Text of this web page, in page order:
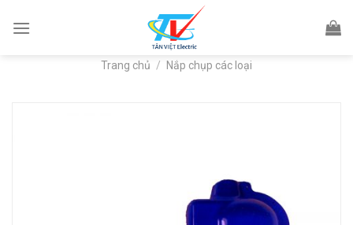
Trang chủ / Nắp chụp các loại